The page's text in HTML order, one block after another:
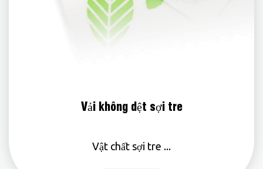
Vải không dệt sợi tre
Vật chất sợi tre ...